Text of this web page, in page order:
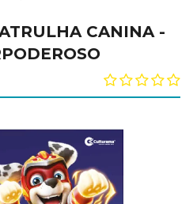
CANINA -